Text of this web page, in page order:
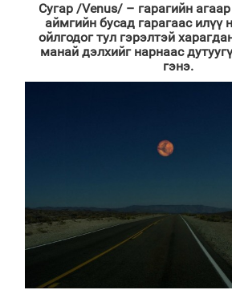
Сугар /Venus/ – гарагийн
аймгийн бусад гарагаас илүү
ойлгодог тул гэрэлтэй
манай дэлхийг нарнаас
гэнэ.